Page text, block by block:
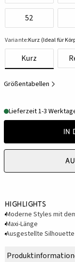
52
Variante:Kurz (Ideal für
Kurz
Größentabellen
Lieferzeit 1-3
In
Highlights
Moderne Styles mit
Maxi-Länge
Ausgestellte Silhouette